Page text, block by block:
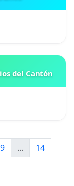
del Cantón
9 ...
14